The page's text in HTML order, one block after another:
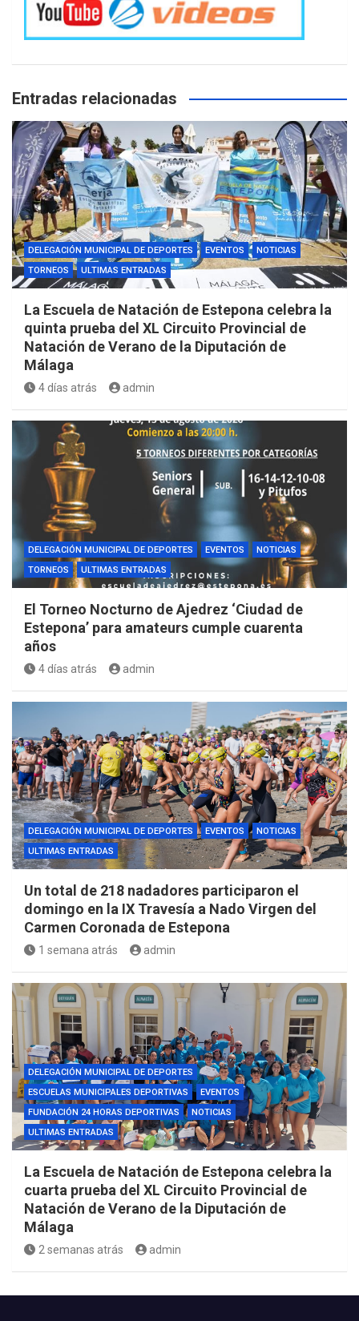
Entradas relacionadas
DELEGACIÓN MUNICIPAL DE DEPORTES EVENTOS
NOTICIAS
TORNEOS
ULTIMAS ENTRADAS
La Escuela de Natación de Estepona celebra la
quinta prueba del XL Circuito Provincial de
Natación de Verano de la Diputación de
Málaga
4 días atrás admin
DELEGACIÓN MUNICIPAL DE DEPORTES EVENTOS
NOTICIAS
TORNEOS
ULTIMAS ENTRADAS
El Torneo Nocturno de Ajedrez ‘Ciudad de
Estepona’ para amateurs cumple cuarenta
años
4 días atrás admin
DELEGACIÓN MUNICIPAL DE DEPORTES EVENTOS
NOTICIAS
ULTIMAS ENTRADAS
Un total de 218 nadadores participaron el
domingo en la IX Travesía a Nado Virgen del
Carmen Coronada de Estepona
1 semana atrás admin
DELEGACIÓN MUNICIPAL DE DEPORTES
ESCUELAS MUNICIPALES DEPORTIVAS
EVENTOS
FUNDACIÓN 24 HORAS DEPORTIVAS
NOTICIAS
ULTIMAS ENTRADAS
La Escuela de Natación de Estepona celebra la
cuarta prueba del XL Circuito Provincial de
Natación de Verano de la Diputación de
Málaga
2 semanas atrás admin